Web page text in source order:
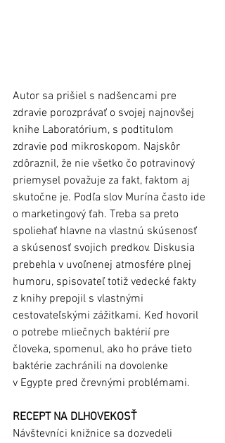
Autor sa prišiel s nadšencami pre
zdravie porozprávať o svojej najnovšej
knihe Laboratórium, s podtitulom
zdravie pod mikroskopom. Najskôr
zdôraznil, že nie všetko čo potravinový
priemysel považuje za fakt, faktom aj
skutočne je. Podľa slov Murína často ide
o marketingový ťah. Treba sa preto
spoliehať hlavne na vlastnú skúsenosť
a skúsenosť svojich predkov. Diskusia
prebehla v uvoľnenej atmosfére plnej
humoru, spisovateľ totiž vedecké fakty
z knihy prepojil s vlastnými
cestovateľskými zážitkami. Keď hovoril
o potrebe mliečnych baktérií pre
človeka, spomenul, ako ho práve tieto
baktérie zachránili na dovolenke
v Egypte pred črevnými problémami.
RECEPT NA DLHOVEKOSŤ
Návštevníci knižnice sa dozvedeli